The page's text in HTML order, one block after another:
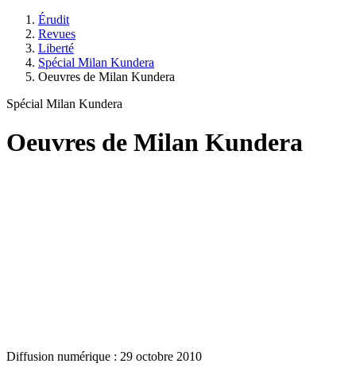
Érudit
Revues
Liberté
Spécial Milan Kundera
Oeuvres de Milan Kundera
Spécial Milan Kundera
Oeuvres de Milan Kundera
Diffusion numérique : 29 octobre 2010